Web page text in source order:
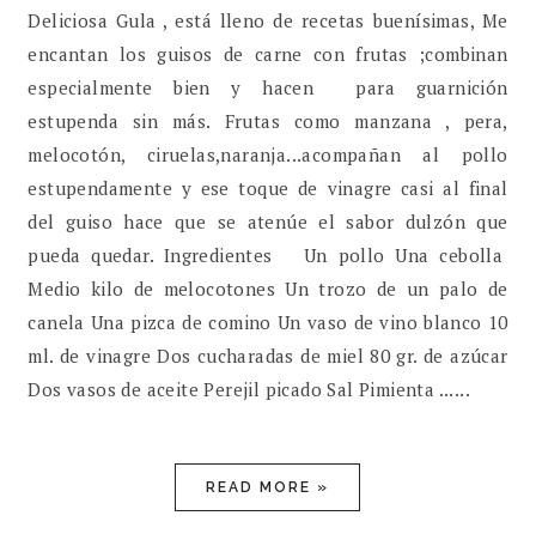
Deliciosa Gula , está lleno de recetas buenísimas, Me
encantan los guisos de carne con frutas ;combinan
especialmente bien y hacen para guarnición
estupenda sin más. Frutas como manzana , pera,
melocotón, ciruelas,naranja...acompañan al pollo
estupendamente y ese toque de vinagre casi al final
del guiso hace que se atenúe el sabor dulzón que
pueda quedar. Ingredientes Un pollo Una cebolla
Medio kilo de melocotones Un trozo de un palo de
canela Una pizca de comino Un vaso de vino blanco 10
ml. de vinagre Dos cucharadas de miel 80 gr. de azúcar
Dos vasos de aceite Perejil picado Sal Pimienta ......
READ MORE »